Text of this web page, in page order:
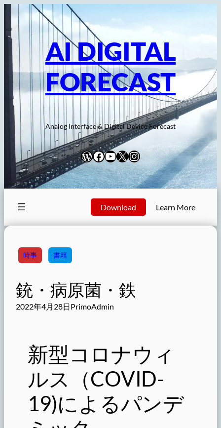
を
AI DIGITAL
FORECAST
Analog Interface & Digital Device Forecast
WordPress
Facebook
YouTube
X Instagram
Download Learn More
時事 書籍
銃・病原菌・鉄
2022年4月28日PrimoAdmin
新型コロナウィ
ルス（COVID-
19)によるパンデ